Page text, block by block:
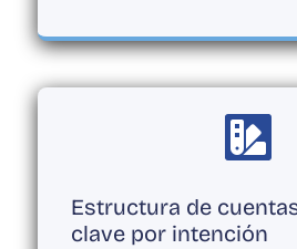

Estructura de
clave por intención